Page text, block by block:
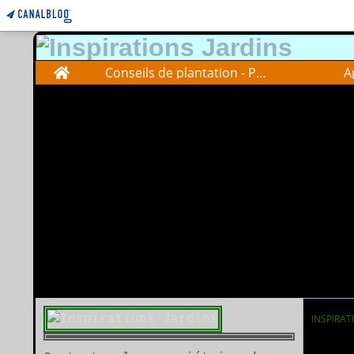
Home Conseils de plantation - Plantations advise